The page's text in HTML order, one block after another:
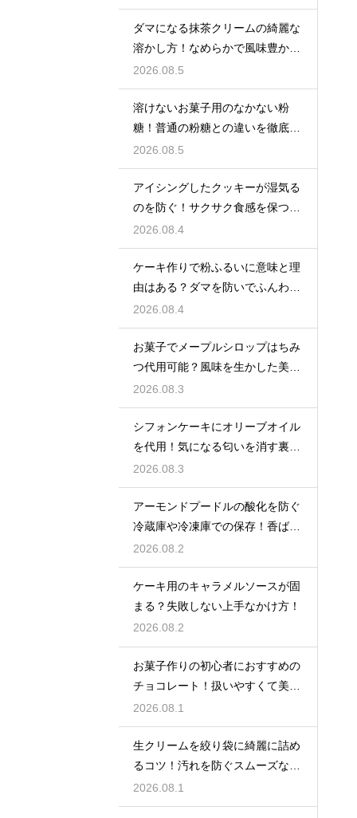
ダマになる抹茶クリームの綺麗な
溶かし方！なめらかで風味豊かな
クリームを作る
2026.08.5
溶けないお菓子用のなかない粉
糖！普通の粉糖との違いを徹底解
説
2026.08.5
アイシングしたクッキーが湿気る
のを防ぐ！サクサク食感を保つ裏
技
2026.08.4
ケーキ作りで粉ふるいに意味と理
由はある？ダマを防いでふんわり
と軽い生地に焼き上げるための基
本
2026.08.4
お菓子でメープルシロップはちみ
つ代用可能？風味を生かした美味
しい技
2026.08.3
シフォンケーキにオリーブオイル
を代用！気になる匂いを消す裏ワ
ザ
2026.08.3
アーモンドプードルの酸化を防ぐ
冷蔵庫や冷凍庫での保存！香ばし
い風味を保ってお菓子を美味しく
する
2026.08.2
ケーキ用のキャラメルソースが固
まる？失敗しない上手なかけ方！
2026.08.2
お菓子作りの初心者におすすめの
チョコレート！扱いやすくて美味
しい種類を紹介
2026.08.1
生クリームを絞り袋に綺麗に詰め
るコツ！汚れを防ぐスムーズな入
れ方
2026.08.1